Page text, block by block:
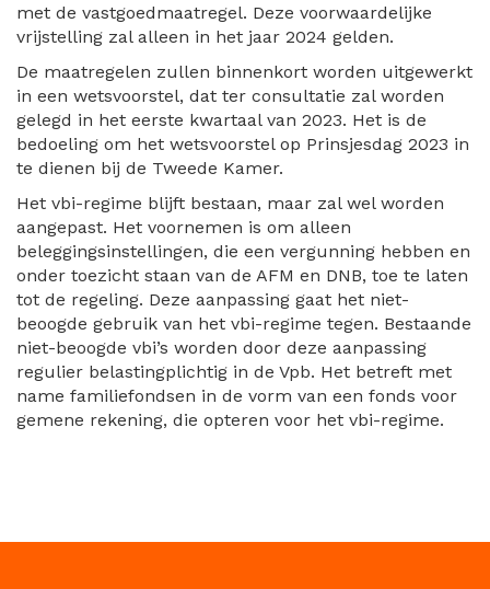
met de vastgoedmaatregel. Deze voorwaardelijke
vrijstelling zal alleen in het jaar 2024 gelden.
De maatregelen zullen binnenkort worden uitgewerkt
in een wetsvoorstel, dat ter consultatie zal worden
gelegd in het eerste kwartaal van 2023. Het is de
bedoeling om het wetsvoorstel op Prinsjesdag 2023 in
te dienen bij de Tweede Kamer.
Het vbi-regime blijft bestaan, maar zal wel worden
aangepast. Het voornemen is om alleen
beleggingsinstellingen, die een vergunning hebben en
onder toezicht staan van de AFM en DNB, toe te laten
tot de regeling. Deze aanpassing gaat het niet-
beoogde gebruik van het vbi-regime tegen. Bestaande
niet-beoogde vbi’s worden door deze aanpassing
regulier belastingplichtig in de Vpb. Het betreft met
name familiefondsen in de vorm van een fonds voor
gemene rekening, die opteren voor het vbi-regime.